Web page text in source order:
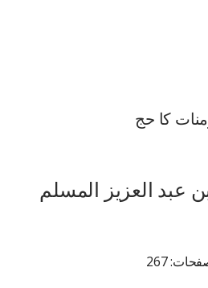
کا حج
عبد العزیز المسلم
267